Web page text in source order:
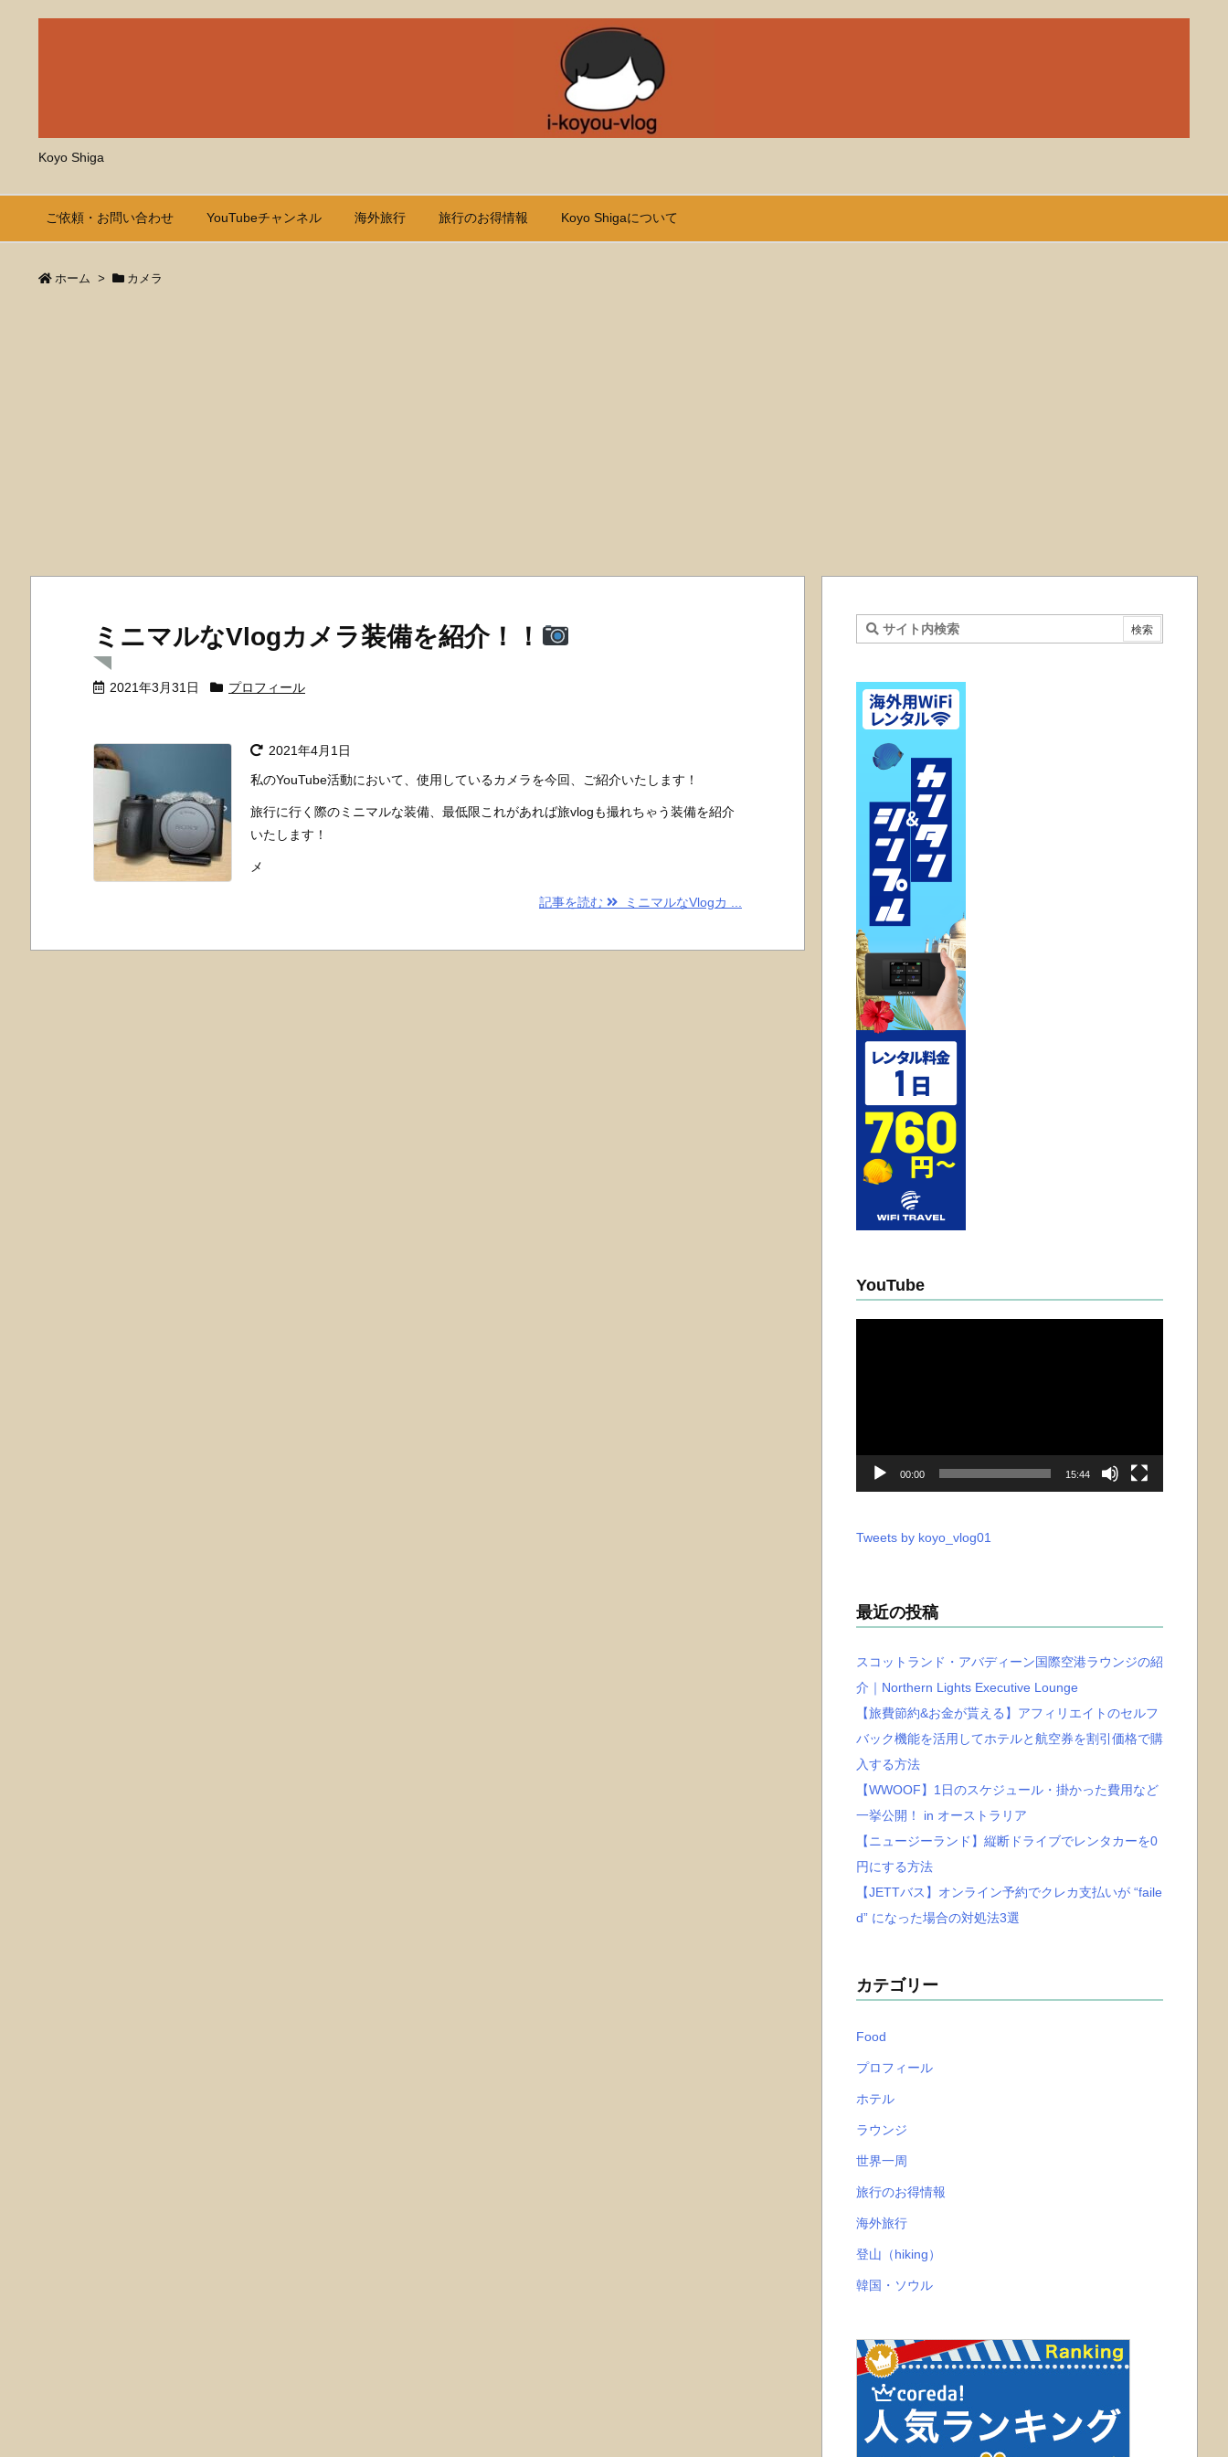
Koyo Shiga
ご依頼・お問い合わせ YouTubeチャンネル 海外旅行 旅行のお得情報 Koyo Shigaについて
ホーム > カメラ
ミニマルなVlogカメラ装備を紹介！！
2021年3月31日 プロフィール
2021年4月1日
私のYouTube活動において、使用しているカメラを今回、ご紹介いたします！
旅行に行く際のミニマルな装備、最低限これがあれば旅vlogも撮れちゃう装備を紹介
いたします！
メ
記事を読む ミニマルなVlogカ ...
YouTube
00:00 15:44
Tweets by koyo_vlog01
最近の投稿
スコットランド・アバディーン国際空港ラウンジの紹
介｜Northern Lights Executive Lounge
【旅費節約&お金が貰える】アフィリエイトのセルフ
バック機能を活用してホテルと航空券を割引価格で購
入する方法
【WWOOF】1日のスケジュール・掛かった費用など
一挙公開！ in オーストラリア
【ニュージーランド】縦断ドライブでレンタカーを0
円にする方法
【JETTバス】オンライン予約でクレカ支払いが “faile
d” になった場合の対処法3選
カテゴリー
Food
プロフィール
ホテル
ラウンジ
世界一周
旅行のお得情報
海外旅行
登山（hiking）
韓国・ソウル